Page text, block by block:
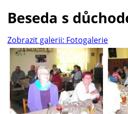
Beseda s
Zobrazit galerii: Fotogalerie